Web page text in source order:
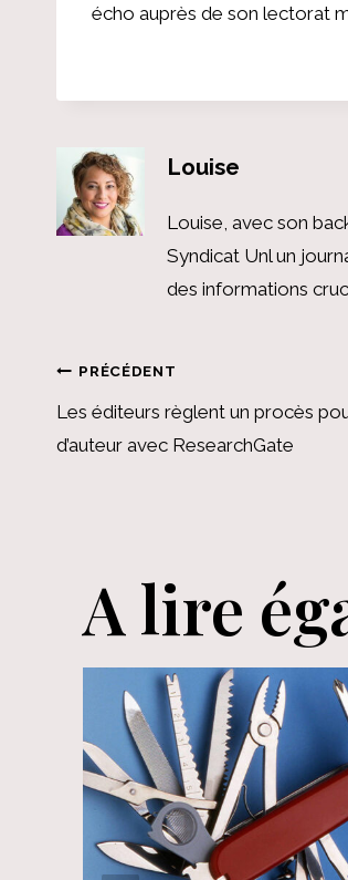
écho auprès de son lectorat
Louise
Louise, avec son
Syndicat Unl un
des informations
de
PRÉCÉDENT
Les éditeurs règlent un procès
d’auteur avec ResearchGate
A lire